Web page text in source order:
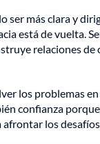
más clara y
está de vuelta.
relaciones
los problemas
confianza
los